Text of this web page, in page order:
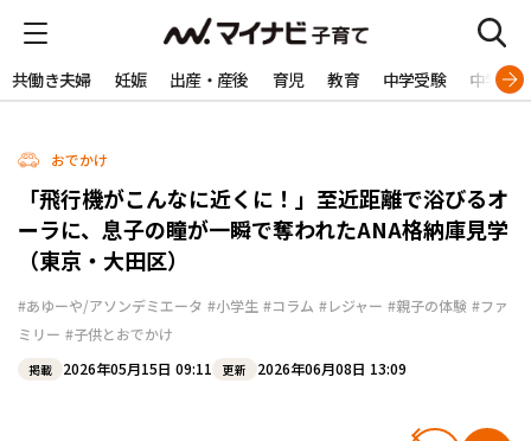
共働き夫婦 妊娠 出産・産後 育児 教育 中学受験 中学生
おでかけ
「飛行機がこんなに近くに！」至近距離で浴びるオ
ーラに、息子の瞳が一瞬で奪われたANA格納庫見学
（東京・大田区）
#あゆーや/アソンデミエータ #小学生 #コラム #レジャー #親子の体験 #ファ
ミリー #子供とおでかけ
掲載 2026年05月15日 09:11 更新 2026年06月08日 13:09